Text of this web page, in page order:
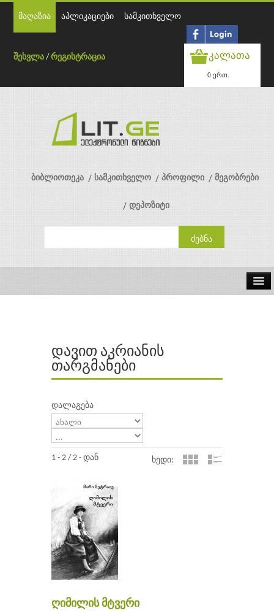
მაღაზია აპლიკაციები სამკითხველო
შესვლა /რეგისტრაცია კალათა
0 ერთ.
ბიბლიოთეკა სამკითხველო პროფილი მეგობრები
დეპოზიტი
ავტორები
გამომცემლობები
დავით აკრიანის
თარგმანები
დალაგება
1 - 2 / 2 - დან ხედი:
ღიმილის მტვერი